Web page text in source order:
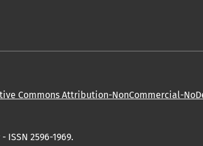
Commons Attribution-NonCommercial-
ISSN 2596-1969.